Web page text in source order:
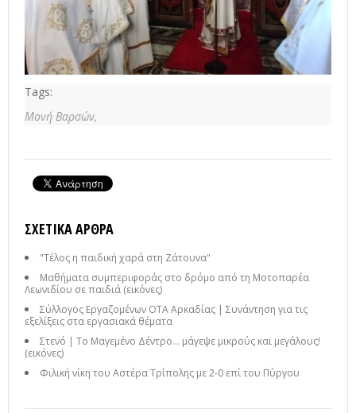
Tags:
Μονή Βαρσών,
ΣΧΕΤΙΚΆ ΆΡΘΡΑ
"Τέλος η παιδική χαρά στη Ζάτουνα"
Μαθήματα συμπεριφοράς στο δρόμο από τη Μοτοπαρέα
Λεωνιδίου σε παιδιά (εικόνες)
Σύλλογος Εργαζομένων ΟΤΑ Αρκαδίας | Συνάντηση για τις
εξελίξεις στα εργασιακά θέματα
Στενό | Το Μαγεμένο Δέντρο… μάγεψε μικρούς και μεγάλους!
(εικόνες)
Φιλική νίκη του Αστέρα Τρίπολης με 2-0 επί του Πύργου